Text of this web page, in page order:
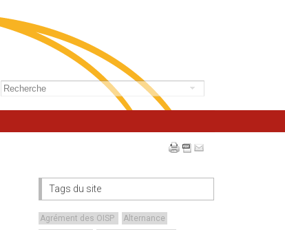
Tags du site
Agrément des OISP
Alternance